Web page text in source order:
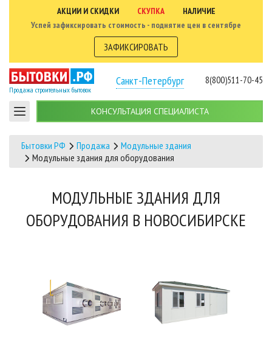
АКЦИИ И СКИДКИ СКУПКА
НАЛИЧИЕ
Успей зафиксировать стоимость - поднятие цен в сентябре
ЗАФИКСИРОВАТЬ
Продажа строительных бытовок
Санкт-Петербург 8(800)511-70-45
КОНСУЛЬТАЦИЯ СПЕЦИАЛИСТА
Бытовки РФ Продажа
Модульные здания
Модульные здания для оборудования
МОДУЛЬНЫЕ ЗДАНИЯ ДЛЯ
ОБОРУДОВАНИЯ В НОВОСИБИРСКЕ